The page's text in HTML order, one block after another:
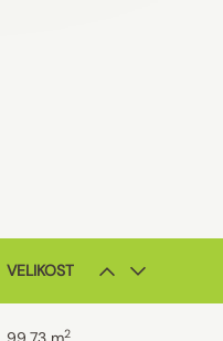
VELIKOST
2